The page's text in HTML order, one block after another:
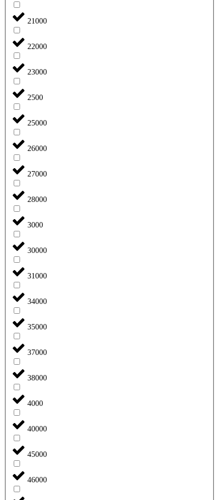
21000
22000
23000
2500
25000
26000
27000
28000
3000
30000
31000
34000
35000
37000
38000
4000
40000
45000
46000